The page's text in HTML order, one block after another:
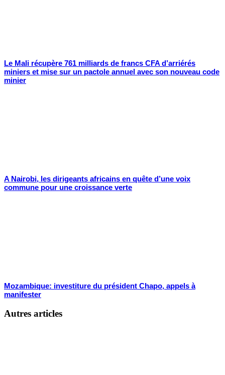
Le Mali récupère 761 milliards de francs CFA d’arriérés
miniers et mise sur un pactole annuel avec son nouveau code
minier
A Nairobi, les dirigeants africains en quête d’une voix
commune pour une croissance verte
Mozambique: investiture du président Chapo, appels à
manifester
Autres articles